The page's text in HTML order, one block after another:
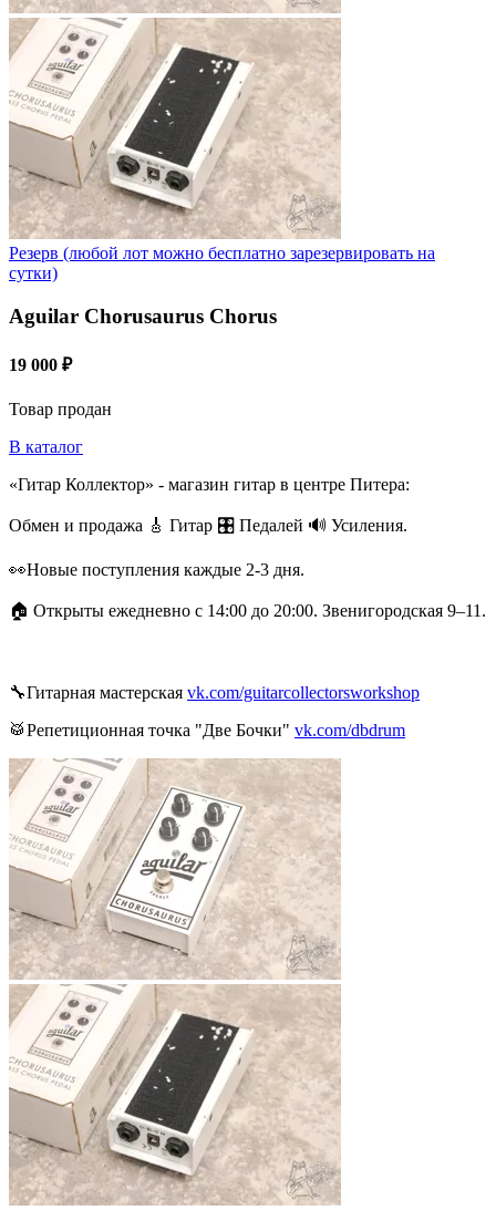
Резерв (любой лот можно бесплатно зарезервировать на
сутки)
Aguilar Chorusaurus Chorus
19 000 ₽
Товар продан
В каталог
«Гитар Коллектор» - магазин гитар в центре Питера:
Обмен и продажа 🎸 Гитар 🎛 Педалей 🔊 Усиления.
👀Новые поступления каждые 2-3 дня.
🏠 Открыты ежедневно с 14:00 до 20:00. Звенигородская 9–11.
🔧Гитарная мастерская vk.com/guitarcollectorsworkshop
🥁Репетиционная точка "Две Бочки" vk.com/dbdrum